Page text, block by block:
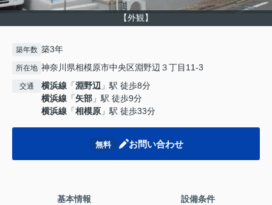
【外観】
築年数 築3年
所在地 神奈川県相模原市中央区淵野辺３丁目11-3
交通 横浜線 「淵野辺 」駅 徒歩8分
横浜線 「矢部 」駅 徒歩9分
横浜線 「相模原 」駅 徒歩33分
無料 お問い合わせ
基本情報 設備条件